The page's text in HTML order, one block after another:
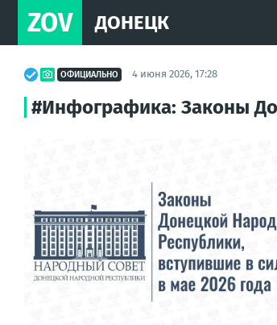
ZOV ДОНЕЦК
ОФИЦИАЛЬНО 4 июня 2026, 17:28
#Инфографика: Законы